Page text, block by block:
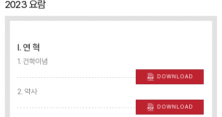
2023 요람
Ⅰ. 연 혁
1. 건학이념
DOWNLOAD
2. 약사
DOWNLOAD